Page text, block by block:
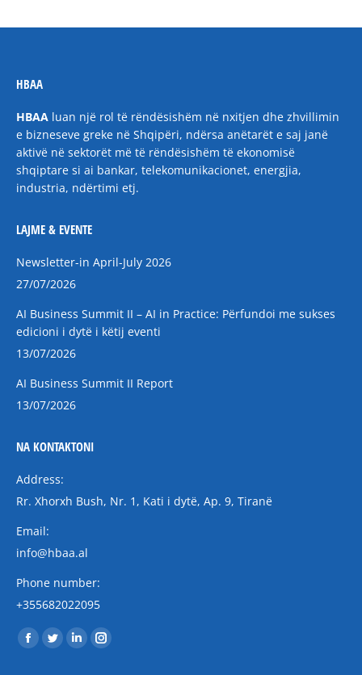
HBAA
HBAA luan një rol të rëndësishëm në nxitjen dhe zhvillimin
e bizneseve greke në Shqipëri, ndërsa anëtarët e saj janë
aktivë në sektorët më të rëndësishëm të ekonomisë
shqiptare si ai bankar, telekomunikacionet, energjia,
industria, ndërtimi etj.
LAJME & EVENTE
Newsletter-in April-July 2026
27/07/2026
AI Business Summit II – AI in Practice: Përfundoi me sukses
edicioni i dytë i këtij eventi
13/07/2026
AI Business Summit II Report
13/07/2026
NA KONTAKTONI
Address:
Rr. Xhorxh Bush, Nr. 1, Kati i dytë, Ap. 9, Tiranë
Email:
info@hbaa.al
Phone number:
+355682022095
Find us on:
Facebook
TwitterLinkedinInstagram